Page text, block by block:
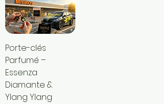
Porte-clés
Parfumé –
Essenza
Diamante &
Ylang Ylang